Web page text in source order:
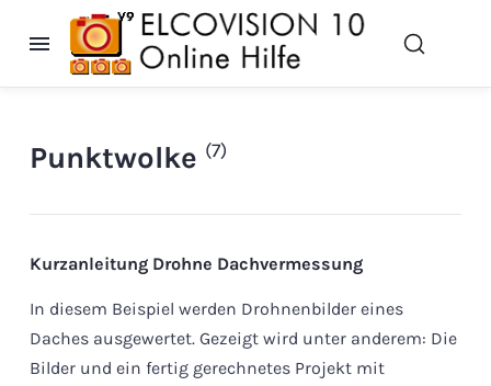
Punktwolke (7)
Kurzanleitung Drohne Dachvermessung
In diesem Beispiel werden Drohnenbilder eines
Daches ausgewertet. Gezeigt wird unter anderem: Die
Bilder und ein fertig gerechnetes Projekt mit